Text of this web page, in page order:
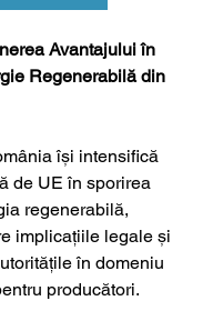
Avantajului în
Regenerabilă din
își intensifică
de UE în sporirea
regenerabilă,
implicațiile legale și
în domeniu
producători.